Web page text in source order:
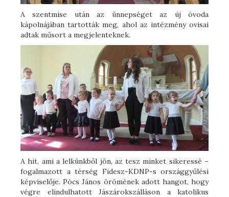
A szentmise után az ünnepséget az új óvoda
kápolnájában tartották meg, ahol az intézmény ovisai
adtak műsort a megjelenteknek.
A hit, ami a lelkünkből jön, az tesz minket sikeressé –
fogalmazott a térség Fidesz-KDNP-s országgyűlési
képviselője. Pócs János örömének adott hangot, hogy
végre elindulhatott Jászárokszálláson a katolikus